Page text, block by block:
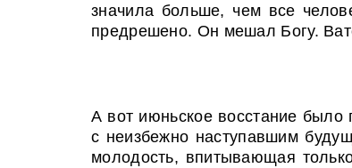
значила больше, чем все
предрешено. Он мешал Богу.
А вот июньское восстание было
с неизбежно наступавшим
молодость, впитывающая